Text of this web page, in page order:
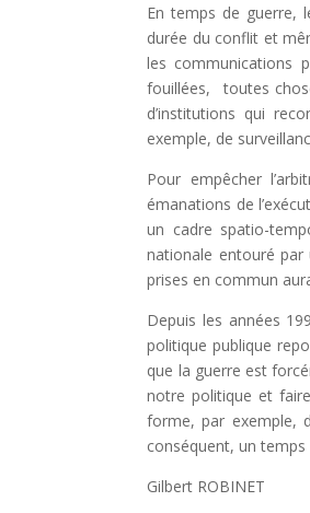
En temps de guerre,
durée du conflit et
les communications
fouillées, toutes
d’institutions qui
exemple, de
Pour empêcher
émanations de
un cadre spatio-
nationale entouré
prises en commun
Depuis les années
politique publique
que la guerre est
notre politique et
forme, par exemple,
conséquent, un
Gilbert ROBINET